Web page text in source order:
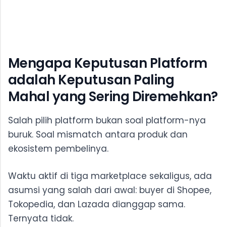
Mengapa Keputusan Platform
adalah Keputusan Paling
Mahal yang Sering Diremehkan?
Salah pilih platform bukan soal platform-nya
buruk. Soal mismatch antara produk dan
ekosistem pembelinya.
Waktu aktif di tiga marketplace sekaligus, ada
asumsi yang salah dari awal: buyer di Shopee,
Tokopedia, dan Lazada dianggap sama.
Ternyata tidak.